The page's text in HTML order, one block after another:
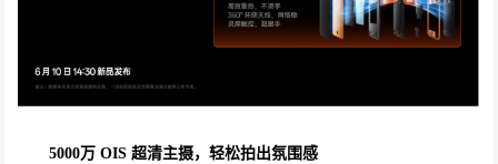
5000万 OIS 超清主摄，轻松拍出氛围感